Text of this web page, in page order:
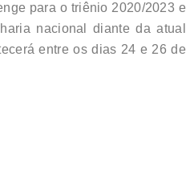
para o triênio 2020/2023 e
nacional diante da atual
entre os dias 24 e 26 de